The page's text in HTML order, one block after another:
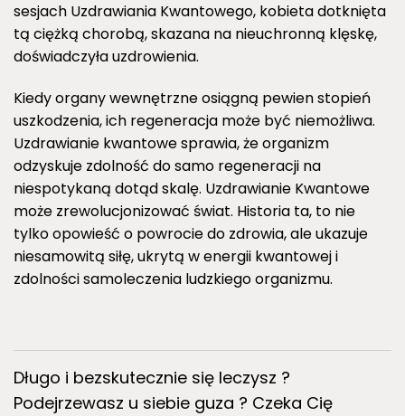
sesjach Uzdrawiania Kwantowego, kobieta dotknięta
tą ciężką chorobą, skazana na nieuchronną klęskę,
doświadczyła uzdrowienia.
Kiedy organy wewnętrzne osiągną pewien stopień
uszkodzenia, ich regeneracja może być niemożliwa.
Uzdrawianie kwantowe sprawia, że organizm
odzyskuje zdolność do samo regeneracji na
niespotykaną dotąd skalę. Uzdrawianie Kwantowe
może zrewolucjonizować świat. Historia ta, to nie
tylko opowieść o powrocie do zdrowia, ale ukazuje
niesamowitą siłę, ukrytą w energii kwantowej i
zdolności samoleczenia ludzkiego organizmu.
Długo i bezskutecznie się leczysz ?
Podejrzewasz u siebie guza ? Czeka Cię